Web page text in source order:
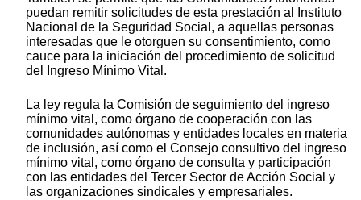
puedan remitir solicitudes de esta prestación al Instituto
Nacional de la Seguridad Social, a aquellas personas
interesadas que le otorguen su consentimiento, como
cauce para la iniciación del procedimiento de solicitud
del Ingreso Mínimo Vital.
La ley regula la Comisión de seguimiento del ingreso
mínimo vital, como órgano de cooperación con las
comunidades autónomas y entidades locales en materia
de inclusión, así como el Consejo consultivo del ingreso
mínimo vital, como órgano de consulta y participación
con las entidades del Tercer Sector de Acción Social y
las organizaciones sindicales y empresariales.